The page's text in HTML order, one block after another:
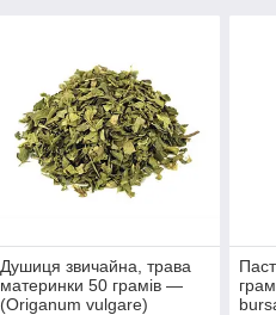
Душиця звичайна, трава
материнки 50 грамів —
(Origanum vulgare)